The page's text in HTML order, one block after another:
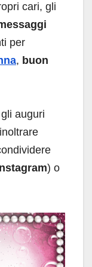
cari, gli
per
, buon
auguri
) o